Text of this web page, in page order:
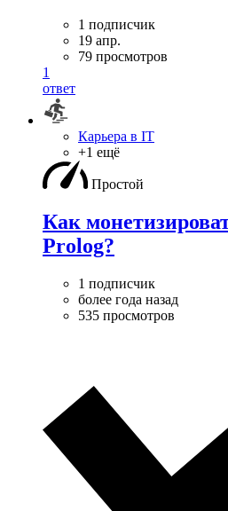
1 подписчик
19 апр.
79 просмотров
1
ответ
Карьера в IT
+1 ещё
Простой
Как
Prolog?
1 подписчик
более года назад
535 просмотров